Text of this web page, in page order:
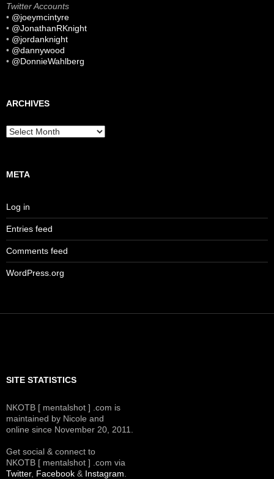
Twitter Accounts
• @joeymcintyre
• @JonathanRKnight
• @jordanknight
• @dannywood
• @DonnieWahlberg
ARCHIVES
Archives
META
Log in
Entries feed
Comments feed
WordPress.org
SITE STATISTICS
NKOTB [ mentalshot ] .com is
maintained by Nicole and
online since November 20, 2011.
Get social & connect to
NKOTB [ mentalshot ] .com via
Twitter, Facebook & Instagram